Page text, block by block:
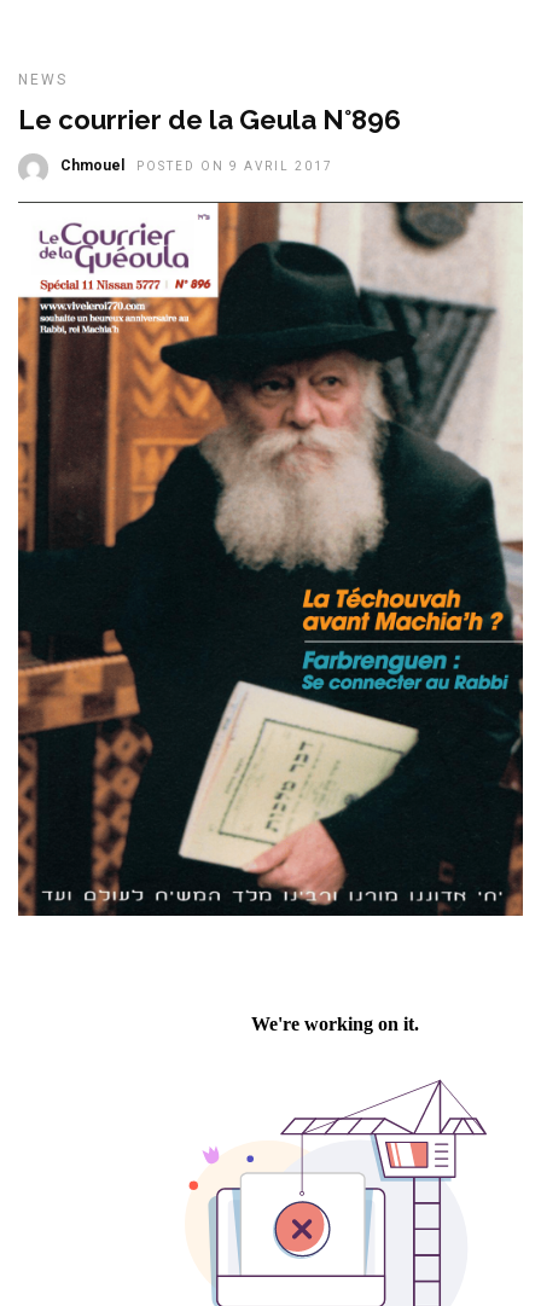
NEWS
Le courrier de la Geula N°896
Chmouel POSTED ON 9 AVRIL 2017